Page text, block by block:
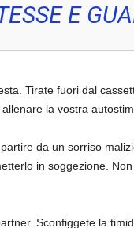
E
Tirate fuori dal
la vostra
da un sorriso
in soggezione.
Sconfiggete la